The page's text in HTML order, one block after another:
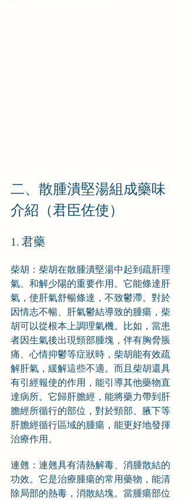
二、散腫潰堅湯組成藥味
介紹（君臣佐使）
1. 君藥
柴胡：柴胡在散腫潰堅湯中起到疏肝理
氣、和解少陽的重要作用。它能條達肝
氣，使肝氣舒暢條達，不致鬱滯。對於
因情志不暢、肝氣鬱結導致的腫瘍，柴
胡可以從根本上調理氣機。比如，當患
者因生氣後出現頸部腫塊，伴有胸脅脹
痛、心情抑鬱等症狀時，柴胡能有效疏
解肝氣，緩解這些不適。而且柴胡還具
有引經報使的作用，能引導其他藥物直
達病所。它歸肝膽經，能將藥力帶到肝
膽經所循行的部位，對於頸部、腋下等
肝膽經循行區域的腫瘍，能更好地發揮
治療作用。
連翹：連翹具有清熱解毒、消腫散結的
功效。它是治療腫瘍的常用藥物，能清
除局部的熱毒，消散結塊。當腫瘍部位